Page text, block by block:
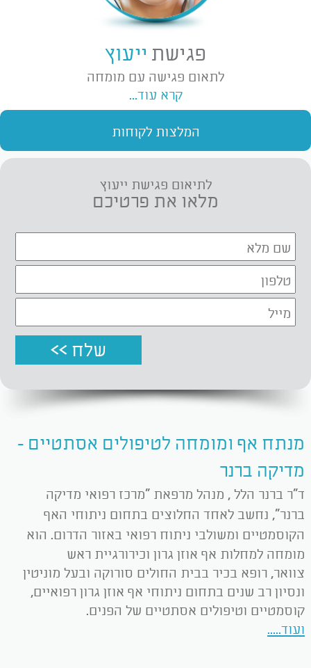
פגישת ייעוץ
לתאום פגישה עם מומחה
קרא עוד...
המלצות לקוחות
לתיאום פגישת ייעוץ
מלאו את פרטיכם
מנתח אף ומומחה לטיפולים אסתטיים -
מדיקה ברנר
ד"ר ברנר הלל , מנהל מרפאת "מרכז רפואי מדיקה
ברנר", נחשב לאחד החלוצים בתחום ניתוחי האף
הקוסמטיים ומשולבי ניתוח רפואי באזור הדרום. הוא
מומחה למחלות אף אוזן גרון וכירורגיית ראש
צוואר, רופא בכיר בבית החולים סורוקה ובעל מוניטין
ונסיוןרב שנים בתחום ניתוחי אף אוזן גרון רפואיים,
קוסמטיים וטיפולים אסתטיים של הפנים.
ועוד.....